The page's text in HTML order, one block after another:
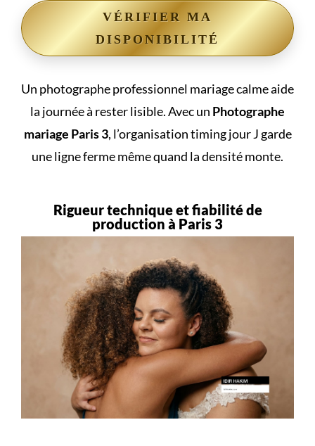
VÉRIFIER MA
DISPONIBILITÉ
Un photographe professionnel mariage calme aide
la journée à rester lisible. Avec un Photographe
mariage Paris 3, l’organisation timing jour J garde
une ligne ferme même quand la densité monte.
Rigueur technique et fiabilité de
production à Paris 3